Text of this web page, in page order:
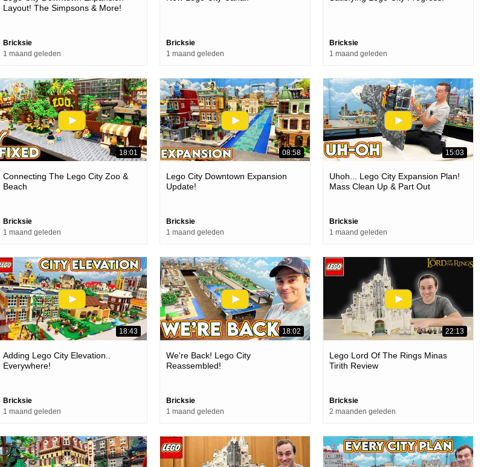
Layout! The Simpsons & More!
Bricksie
1 maand geleden
Bricksie
1 maand geleden
Bricksie
1 maand geleden
18:01
Connecting The Lego City Zoo &
Beach
Bricksie
1 maand geleden
08:58
Lego City Downtown Expansion
Update!
Bricksie
1 maand geleden
15:03
Uhoh... Lego City Expansion Plan!
Mass Clean Up & Part Out
Bricksie
1 maand geleden
18:43
Adding Lego City Elevation..
Everywhere!
Bricksie
1 maand geleden
18:02
We're Back! Lego City
Reassembled!
Bricksie
1 maand geleden
22:13
Lego Lord Of The Rings Minas
Tirith Review
Bricksie
2 maanden geleden